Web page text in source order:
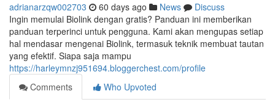
adrianarzqw002703 60 days ago News
Discuss
Ingin memulai Biolink dengan gratis? Panduan ini memberikan
panduan terperinci untuk pengguna. Kami akan mengupas setiap
hal mendasar mengenai Biolink, termasuk teknik membuat tautan
yang efektif. Siapa saja mampu
https://harleymnzj951694.bloggerchest.com/profile
Comments
Who Upvoted